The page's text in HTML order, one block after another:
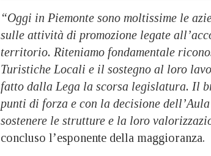
“Oggi in Piemonte sono moltissime le
sulle attività di promozione legate
territorio. Riteniamo fondamentale
Turistiche Locali e il sostegno al loro
fatto dalla Lega la scorsa legislatura. Il
punti di forza e con la decisione
sostenere le strutture e la loro
concluso l’esponente della maggioranza.